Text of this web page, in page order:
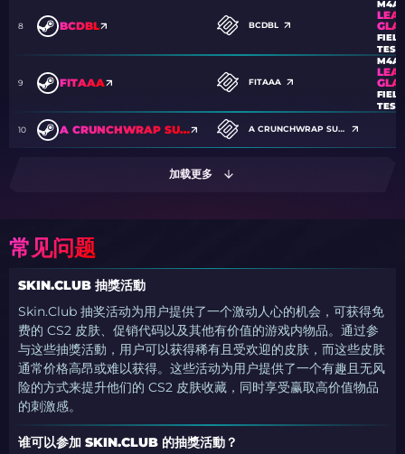
8 BCDBL BCDBL
9 FITAAA FITAAA
10 A CRUNCHWRAP SUPREME. A CRUNCHWRAP SUPREME.
加载更多
常见问题
SKIN.CLUB 抽獎活動
Skin.Club 抽奖活动为用户提供了一个激动人心的机会，可获得免
费的 CS2 皮肤、促销代码以及其他有价值的游戏内物品。通过参
与这些抽獎活動，用户可以获得稀有且受欢迎的皮肤，而这些皮肤
通常价格高昂或难以获得。这些活动为用户提供了一个有趣且无风
险的方式来提升他们的 CS2 皮肤收藏，同时享受赢取高价值物品
的刺激感。
谁可以参加 SKIN.CLUB 的抽獎活動？